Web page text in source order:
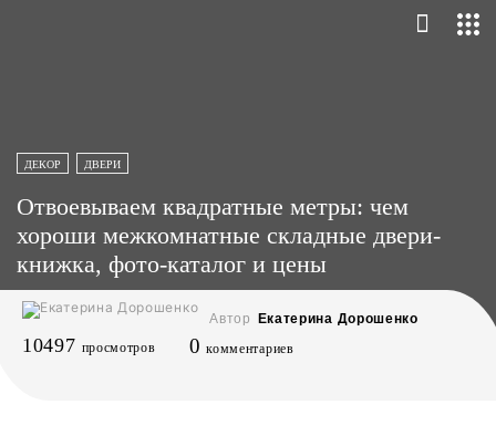
ДЕКОР ДВЕРИ
Отвоевываем квадратные метры: чем
хороши межкомнатные складные двери-
книжка, фото-каталог и цены
Автор Екатерина Дорошенко
10497 просмотров 0 комментариев